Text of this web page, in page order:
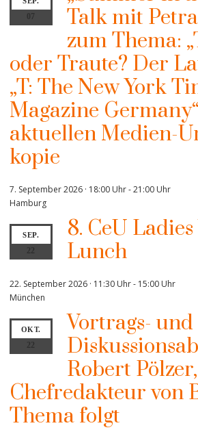
07
Talk mit
zum Thema:
oder Traute? Der
„T: The New York
Magazine
aktuellen Medien-
kopie
7. September 2026 · 18:00 Uhr-21:00 Uhr
Hamburg
SEP.
22
8. CeU
Lunch
22. September 2026 · 11:30 Uhr- 15:00 Uhr
München
OKT.
22
Vortrags- und
Robert Pölzer,
Chefredakteur von
Thema folgt